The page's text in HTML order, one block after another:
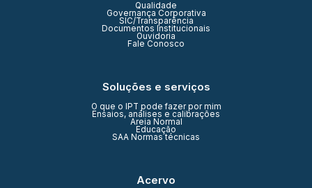
Qualidade
Governança Corporativa
SIC/Transparência
Documentos Institucionais
Ouvidoria
Fale Conosco
Soluções e serviços
O que o IPT pode fazer por mim
Ensaios, análises e calibrações
Areia Normal
Educação
SAA Normas técnicas
Acervo